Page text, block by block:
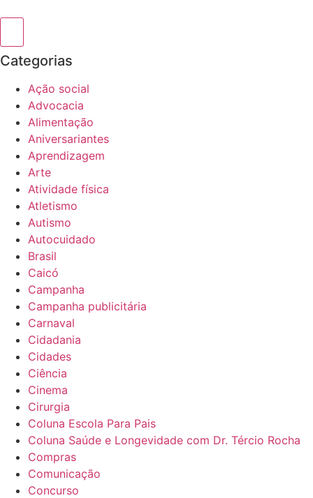
Categorias
Ação social
Advocacia
Alimentação
Aniversariantes
Aprendizagem
Arte
Atividade física
Atletismo
Autismo
Autocuidado
Brasil
Caicó
Campanha
Campanha publicitária
Carnaval
Cidadania
Cidades
Ciência
Cinema
Cirurgia
Coluna Escola Para Pais
Coluna Saúde e Longevidade com Dr. Tércio Rocha
Compras
Comunicação
Concurso